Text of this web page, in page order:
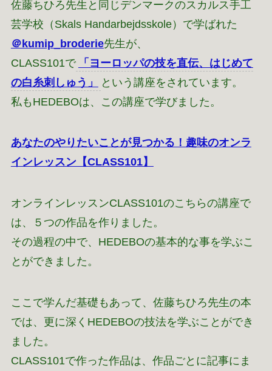
佐藤ちひろ先生と同じデンマークのスカルス手工
芸学校（Skals Handarbejdsskole）で学ばれた
＠kumip_broderie先生が、
CLASS101で
「ヨーロッパの技を直伝、はじめて
の白糸刺しゅう」
という講座をされています。
私もHEDEBOは、この講座で学びました。
あなたのやりたいことが見つかる！趣味のオンラ
インレッスン【CLASS101】
オンラインレッスンCLASS101のこちらの講座で
は、５つの作品を作りました。
その過程の中で、HEDEBOの基本的な事を学ぶこ
とができました。
ここで学んだ基礎もあって、佐藤ちひろ先生の本
では、更に深くHEDEBOの技法を学ぶことができ
ました。
CLASS101で作った作品は、作品ごとに記事にま